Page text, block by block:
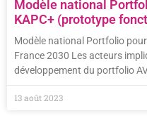
Modèle national
KAPC+ (prototype
Modèle national Portfolio pour
France 2030 Les acteurs
développement du portfolio
13 août 2023